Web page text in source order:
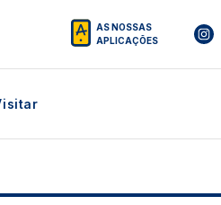
AS NOSSAS
APLICAÇÕES